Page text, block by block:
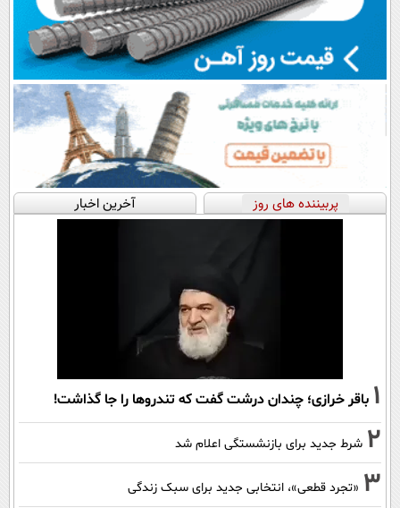
پربیننده های روز آخرین اخبار
1 باقر خرازی؛ چندان درشت گفت که تندروها را جا گذاشت!
2 شرط جدید برای بازنشستگی اعلام شد
3 «تجرد قطعی»، انتخابی جدید برای سبک زندگی